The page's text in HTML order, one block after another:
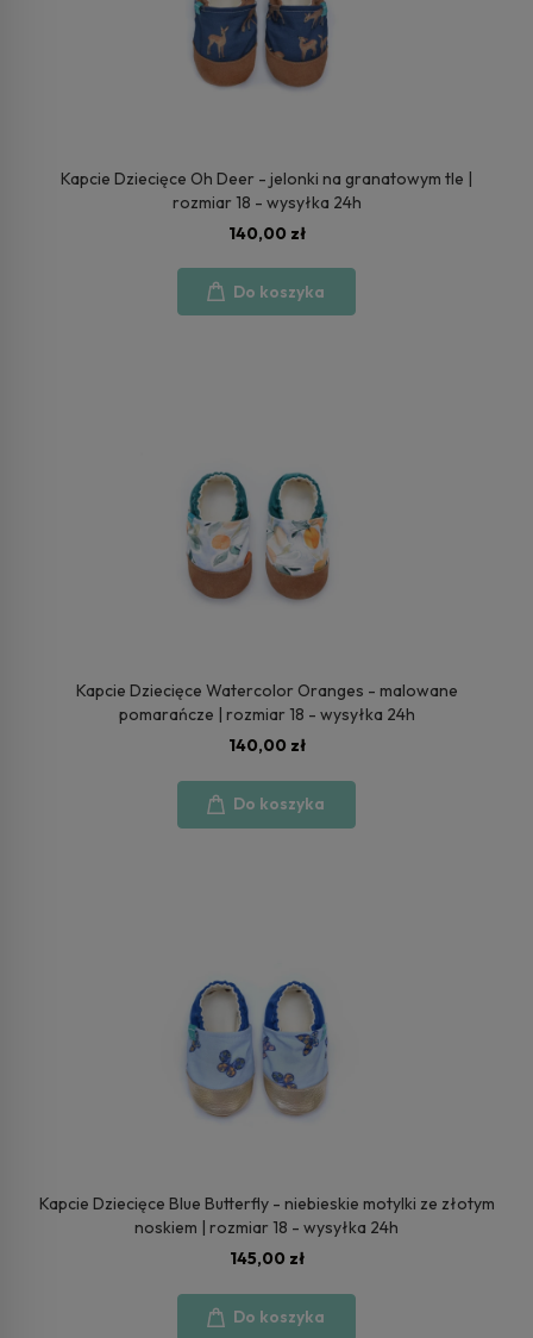
Kapcie Dziecięce Oh Deer - jelonki na granatowym tle |
rozmiar 18 - wysyłka 24h
140,00 zł
Do koszyka
Kapcie Dziecięce Watercolor Oranges - malowane
pomarańcze | rozmiar 18 - wysyłka 24h
140,00 zł
Do koszyka
Kapcie Dziecięce Blue Butterfly - niebieskie motylki ze złotym
noskiem | rozmiar 18 - wysyłka 24h
145,00 zł
Do koszyka